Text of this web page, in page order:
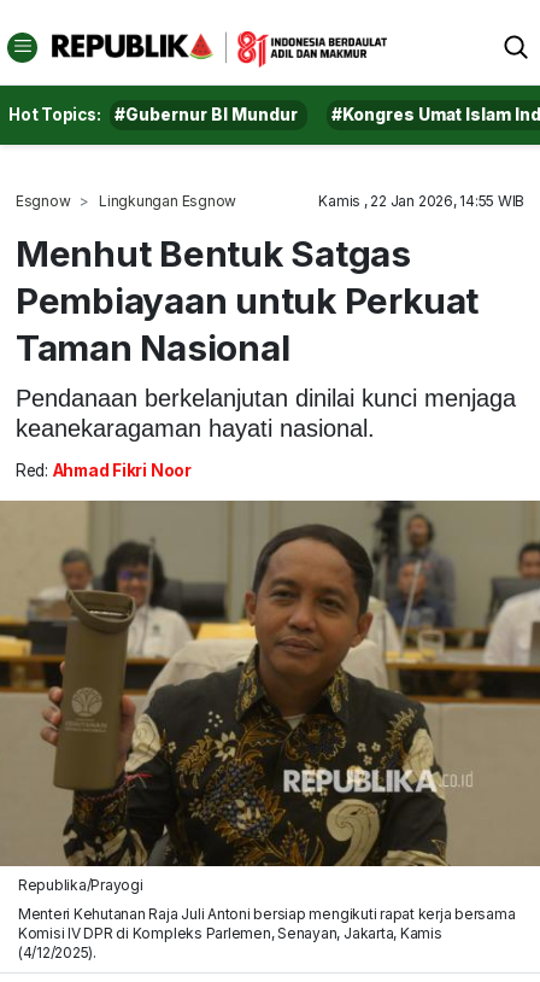
Hot Topics: #Gubernur BI Mundur #Kongres Umat Islam
Esgnow Lingkungan Esgnow Kamis , 22 Jan 2026, 14:55 WIB
Menhut Bentuk Satgas
Pembiayaan untuk Perkuat
Taman Nasional
Pendanaan berkelanjutan dinilai kunci menjaga
keanekaragaman hayati nasional.
Red: Ahmad Fikri Noor
Republika/Prayogi
Menteri Kehutanan Raja Juli Antoni bersiap mengikuti rapat kerja bersama
Komisi IV DPR di Kompleks Parlemen, Senayan, Jakarta, Kamis
(4/12/2025).